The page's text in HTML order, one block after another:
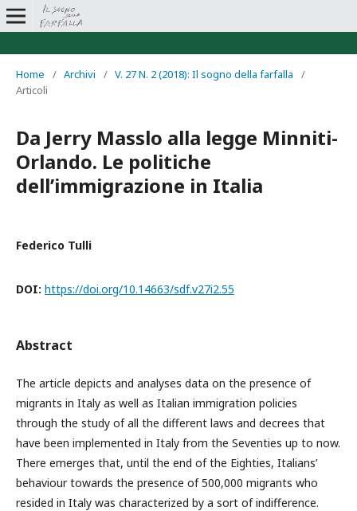
Home / Archivi / V. 27 N. 2 (2018): Il sogno della farfalla
/
Articoli
Da Jerry Masslo alla legge Minniti-
Orlando. Le politiche
dell’immigrazione in Italia
Federico Tulli
DOI: https://doi.org/10.14663/sdf.v27i2.55
Abstract
The article depicts and analyses data on the presence of
migrants in Italy as well as Italian immigration policies
through the study of all the different laws and decrees that
have been implemented in Italy from the Seventies up to now.
There emerges that, until the end of the Eighties, Italians’
behaviour towards the presence of 500,000 migrants who
resided in Italy was characterized by a sort of indifference.